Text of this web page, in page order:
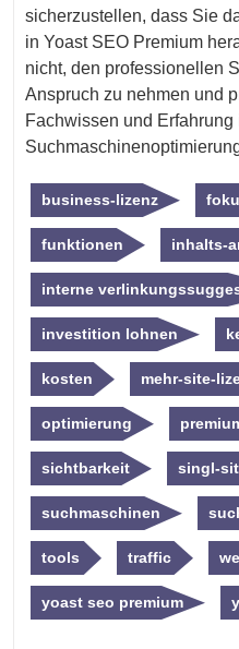
sicherzustellen, dass Sie
in Yoast SEO Premium
nicht, den professionellen
Anspruch zu nehmen und
Fachwissen und
business-lizenz
funktionen inhalts-
interne
investition lohnen
kosten mehr-site-
optimierung
sichtbarkeit singl-
suchmaschinen
tools traffic
yoast seo premium